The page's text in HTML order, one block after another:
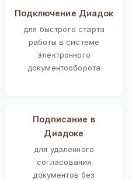
Подключение Диадок
для быстрого старта
работы в системе
электронного
документооборота
Подписание в
Диадоке
для удаленного
согласования
документов без